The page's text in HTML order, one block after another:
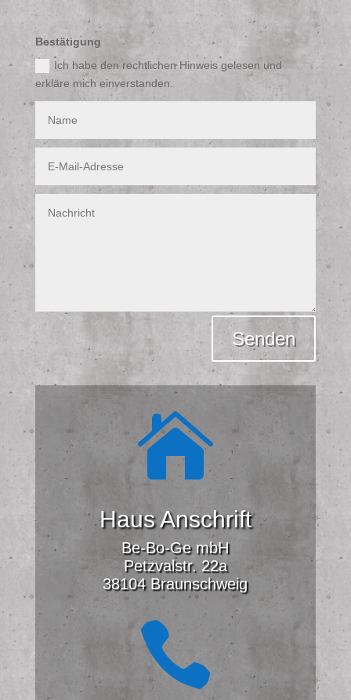
Bestätigung
Ich habe den rechtlichen Hinweis gelesen und
erkläre mich einverstanden.
Senden
Alternative:

Haus Anschrift
Be-Bo-Ge mbH
Petzvalstr. 22a
38104 Braunschweig
